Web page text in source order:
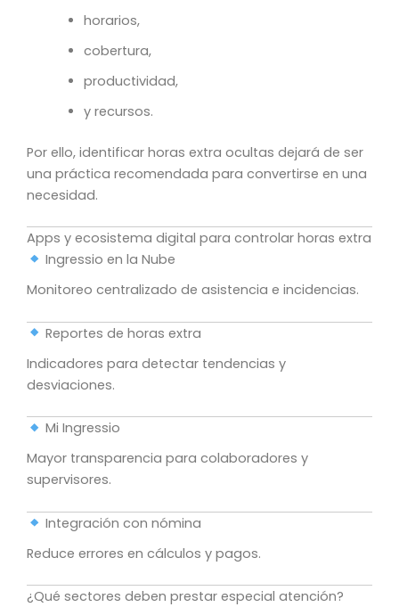
horarios,
cobertura,
productividad,
y recursos.
Por ello, identificar horas extra ocultas dejará de ser
una práctica recomendada para convertirse en una
necesidad.
Apps y ecosistema digital para controlar horas extra
Ingressio en la Nube
Monitoreo centralizado de asistencia e incidencias.
Reportes de horas extra
Indicadores para detectar tendencias y
desviaciones.
Mi Ingressio
Mayor transparencia para colaboradores y
supervisores.
Integración con nómina
Reduce errores en cálculos y pagos.
¿Qué sectores deben prestar especial atención?